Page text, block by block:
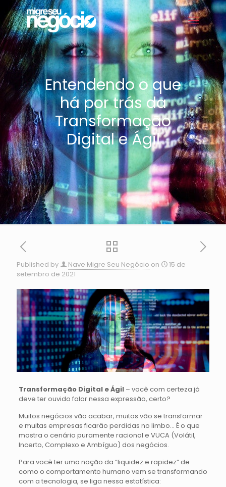
Entendendo o que
há por trás da
Transformação
Digital e Ágil
Published by Nave Migre Seu Negócio on
15 de
setembro de 2021
Transformação Digital e Ágil– você com certeza já
deve ter ouvido falar nessa expressão, certo?
Muitos negócios vão acabar, muitos vão se transformar
e muitas empresas ficarão perdidas no limbo… É o que
mostra o cenário puramente racional e VUCA (Volátil,
Incerto, Complexo e Ambíguo) dos negócios.
Para você ter uma noção da “liquidez e rapidez” de
como o comportamento humano vem se transformando
com a tecnologia, se liga nessa estatística: